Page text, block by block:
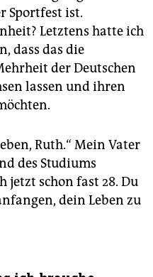
Sportfest ist.
Letztens hatte ich
dass das die
der Deutschen
lassen und ihren
Ruth.“ Mein Vater
des Studiums
jetzt schon fast 28. Du
dein Leben zu